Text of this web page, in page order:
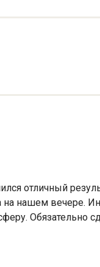
отличный
нашем вечере.
Обязательно